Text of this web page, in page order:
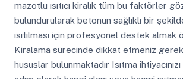
mazotlu ısıtıcı kiralık tüm bu faktörler
bulundurularak betonun sağlıklı bir
ısıtılması için profesyonel destek almak
Kiralama sürecinde dikkat etmeniz
hususlar bulunmaktadır Isıtma